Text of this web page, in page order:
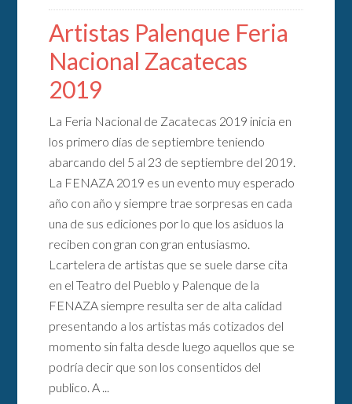
Artistas Palenque Feria
Nacional Zacatecas
2019
La Feria Nacional de Zacatecas 2019 inicia en
los primero días de septiembre teniendo
abarcando del 5 al 23 de septiembre del 2019.
La FENAZA 2019 es un evento muy esperado
año con año y siempre trae sorpresas en cada
una de sus ediciones por lo que los asiduos la
reciben con gran con gran entusiasmo.
Lcartelera de artistas que se suele darse cita
en el Teatro del Pueblo y Palenque de la
FENAZA siempre resulta ser de alta calidad
presentando a los artistas más cotizados del
momento sin falta desde luego aquellos que se
podría decir que son los consentidos del
publico. A ...